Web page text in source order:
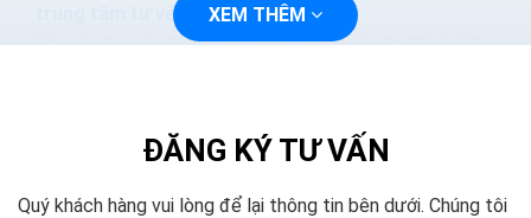
trung tâm tư vấn du học
Công ty tư vấn du học là doanh nghiệp được thành lập
XEM THÊM
ĐĂNG KÝ TƯ VẤN
Quý khách hàng vui lòng để lại thông tin bên dưới. Chúng tôi